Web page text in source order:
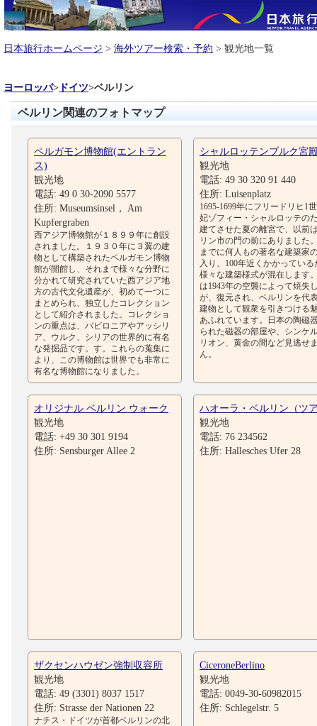
日本旅行ホームページ > 海外ツアー検索・予約 > 観光地一覧
ヨーロッパ> ドイツ>ベルリン
ベルリン関連のフォトマップ
ペルガモン博物館(エントラン
ス)
観光地
電話: 49 0 30-2090 5577
住所: Museumsinsel， Am
Kupfergraben
西アジア博物館が１８９９年に創設
されました。１９３０年に３翼の建
物として構築されたペルガモン博物
館が開館し、それまで様々な分野に
分かれて研究されていた西アジア地
方の古代文化遺産が、初めて一つに
まとめられ、独立したコレクション
として紹介されました。コレクショ
ンの重点は、バビロニアやアッシリ
ア、ウルク、シリアの世界的に有名
な発掘品です。す。これらの蒐集に
より、この博物館は世界でも非常に
有名な博物館になりました。
シャルロッテンブルク宮
観光地
電話: 49 30 320 91 440
住所: Luisenplatz
1695-1699年にフリードリヒ1
妃ゾフィー・シャルロッテの
建てさせた夏の離宮で、以前
リン市の門の前にありました
までに何人もの著名な建築家
入り、100年近くかかっている
様々な建築様式が混在します
は1943年の空襲によって焼失
が、復元され、ベルリンを代
建物として観衆を引きつける
あふれています。日本の陶磁
られた磁器の部屋や、シンケ
リオン、黄金の間など見逃せ
ん。
オリジナル ベルリン ウォーク
観光地
電話: +49 30 301 9194
住所: Sensburger Allee 2
ハオーラ・ベルリン（ツ
観光地
電話: 76 234562
住所: Hallesches Ufer 28
ザクセンハウゼン強制収容所
観光地
電話: 49 (3301) 8037 1517
住所: Strasse der Nationen 22
ナチス・ドイツが首都ベルリンの北
CiceroneBerlino
観光地
電話: 0049-30-60982015
住所: Schlegelstr. 5